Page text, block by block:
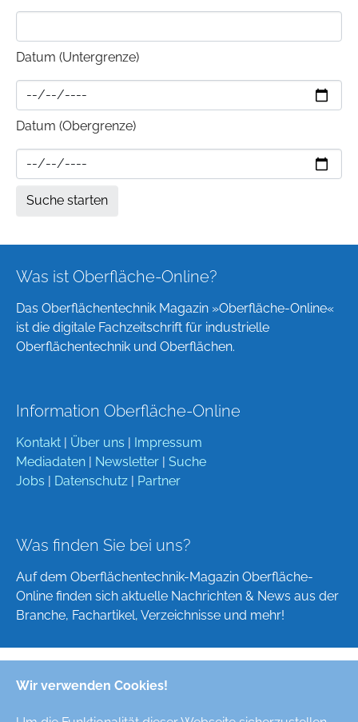
Wir verwenden Cookies!
Datum (Untergrenze)
Datum (Obergrenze)
Was ist Oberfläche-Online?
Das Oberflächentechnik Magazin »Oberfläche-Online«
ist die digitale Fachzeitschrift für industrielle
Oberflächentechnik und Oberflächen.
Information Oberfläche-Online
Kontakt Über uns
Impressum
Mediadaten
Newsletter
Suche
Jobs
Datenschutz Partner
Was finden Sie bei uns?
Auf dem Oberflächentechnik-Magazin Oberfläche-
Online finden sich aktuelle Nachrichten & News aus der
Branche, Fachartikel, Verzeichnisse und mehr!
Deutsch